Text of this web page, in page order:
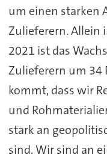
um einen starken
Zulieferern. Allein
2021 ist das
Zulieferern um 34
kommt, dass wir
und
stark an
sind. Wir sind an